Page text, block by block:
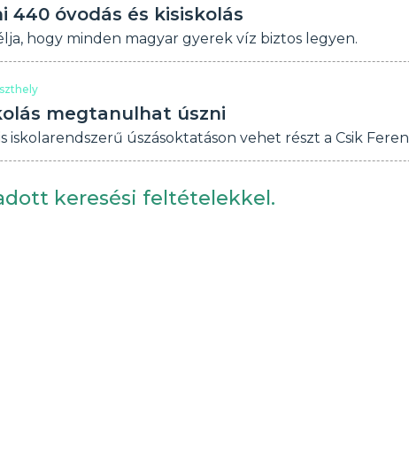
óvodás és kisiskolás
hogy minden magyar gyerek víz biztos legyen.
megtanulhat úszni
iskolarendszerű úszásoktatáson vehet részt a Csik
keresési feltételekkel.